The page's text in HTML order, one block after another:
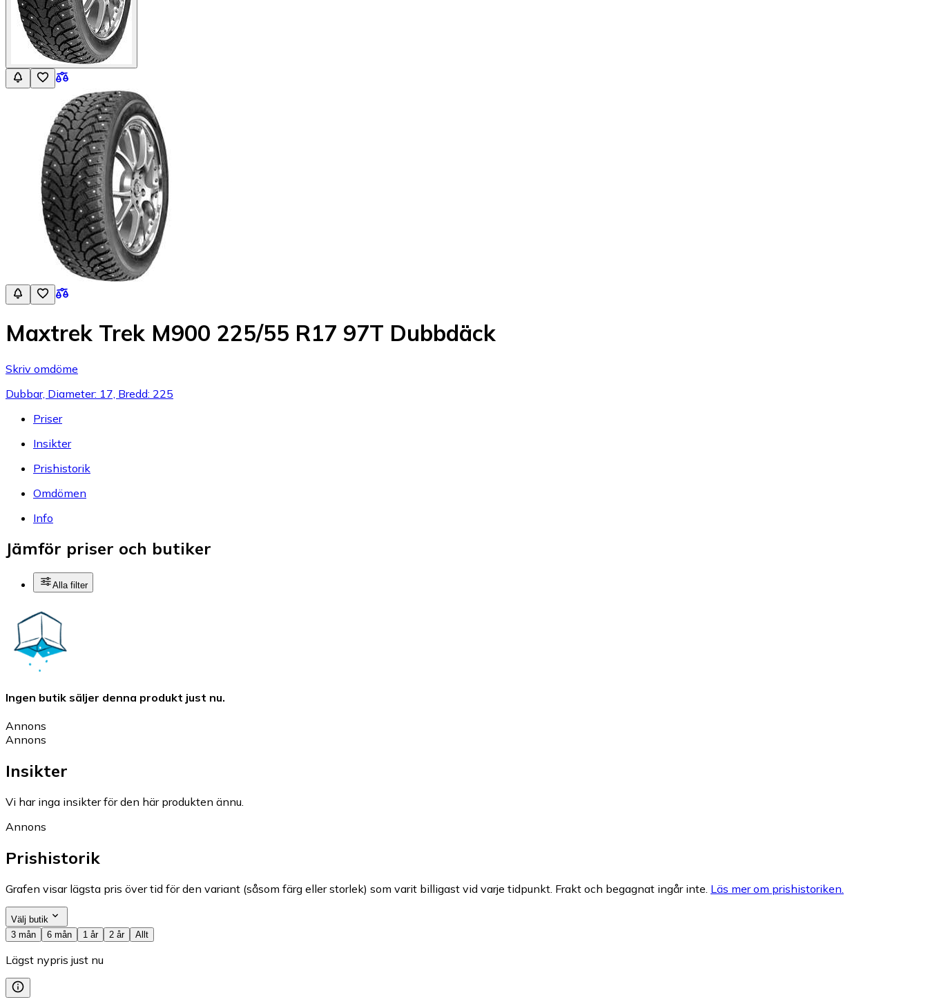
Maxtrek Trek M900 225/55 R17 97T Dubbdäck
Skriv omdöme
Dubbar, Diameter: 17, Bredd: 225
Priser
Insikter
Prishistorik
Omdömen
Info
Jämför priser och butiker
Alla filter
Ingen butik säljer denna produkt just nu.
Annons
Annons
Insikter
Vi har inga insikter för den här produkten ännu.
Annons
Prishistorik
Grafen visar lägsta pris över tid för den variant (såsom färg eller storlek) som varit billigast vid varje tidpunkt. Frakt och begagnat ingår inte. Läs mer om prishistoriken.
Välj butik
3 mån
6 mån 1 år 2 år Allt
Lägst nypris just nu